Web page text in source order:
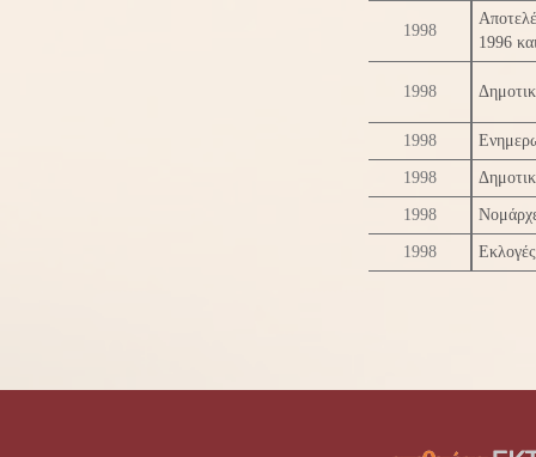
1998
1996
1998
1998
1998
1998
1998